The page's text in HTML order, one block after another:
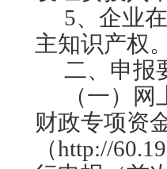
5、企业
主知识产权
二、申报
（一）
财政专项资
（http://